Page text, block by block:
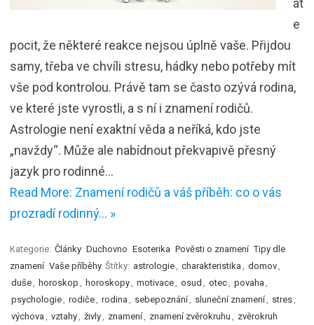
e
pocit, že některé reakce nejsou úplně vaše. Přijdou
samy, třeba ve chvíli stresu, hádky nebo potřeby mít
vše pod kontrolou. Právě tam se často ozývá rodina,
ve které jste vyrostli, a s ní i znamení rodičů.
Astrologie není exaktní věda a neříká, kdo jste
„navždy“. Může ale nabídnout překvapivě přesný
jazyk pro rodinné…
Read More: Znamení rodičů a váš příběh: co o vás
prozradí rodinný… »
Kategorie: Články Duchovno Esoterika Pověsti o znamení Tipy dle
znamení Vaše příběhy Štítky: astrologie charakteristika domov
duše
horoskop horoskopy motivace osud otec povaha
psychologie
rodiče rodina sebepoznání sluneční znamení stres
výchova
vztahy živly znamení znamení zvěrokruhu zvěrokruh